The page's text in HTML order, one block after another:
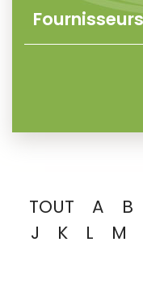
TOUT A B
J
K L M